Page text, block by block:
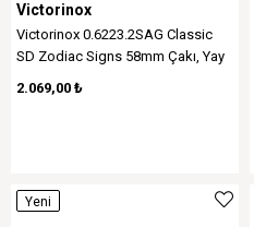
Victorinox
Victorinox 0.6223.2SAG Classic
SD Zodiac Signs 58mm Çakı, Yay
2.069,00 ₺
Yeni